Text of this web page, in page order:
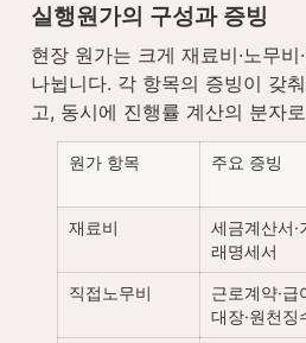
실행원가의 구성과 증빙
현장 원가는 크게 재료비·노무비
나뉩니다. 각 항목의 증빙이 갖
고, 동시에 진행률 계산의 분자
원가 항목 주요 증빙
재료비
세금계산서·
래명세서
직접노무비
근로계약·급
대장·원천징